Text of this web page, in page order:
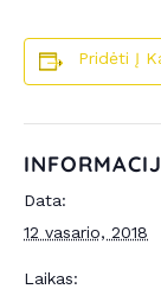
Pridėti Į
Data:
12 vasario, 2018
Laikas: